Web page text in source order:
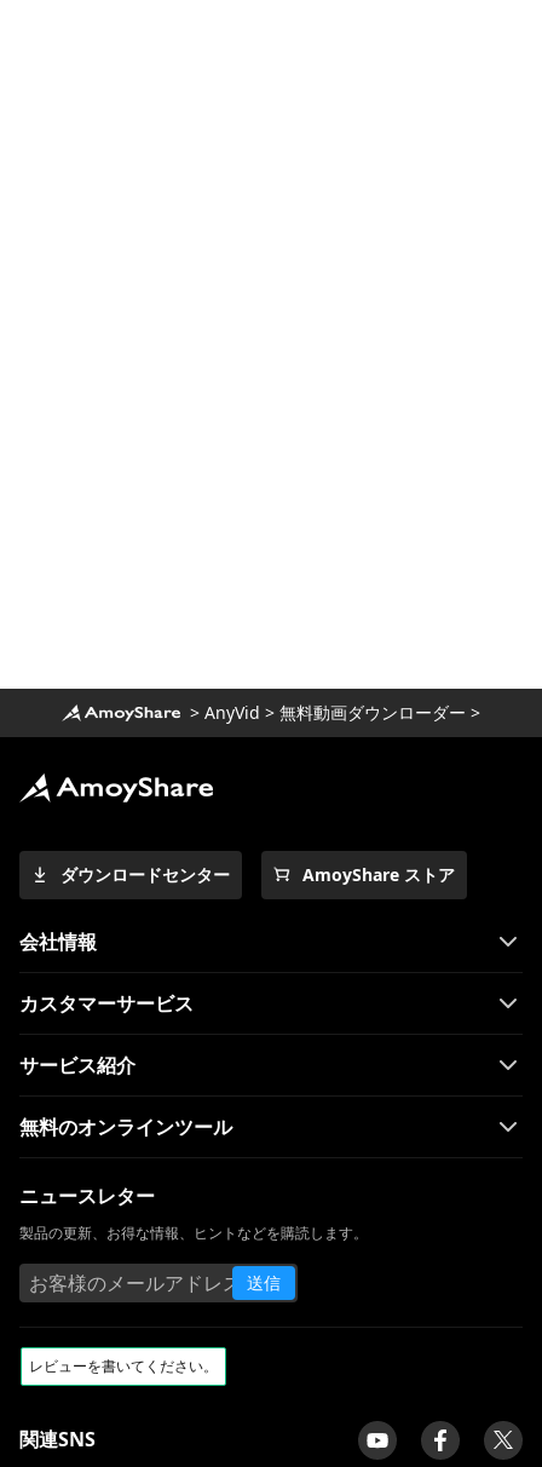
> AnyVid > 無料動画ダウンローダー >
ダウンロードセンター AmoyShare ストア
会社情報
カスタマーサービス
サービス紹介
無料のオンラインツール
ニュースレター
製品の更新、お得な情報、ヒントなどを購読します。
送信
関連SNS